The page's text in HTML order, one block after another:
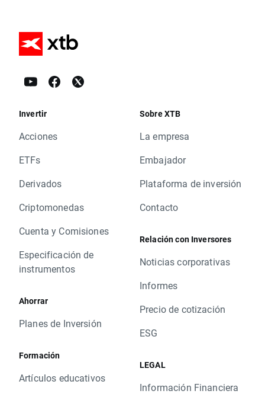
Invertir
Acciones
ETFs
Derivados
Criptomonedas
Cuenta y Comisiones
Especificación de
instrumentos
Ahorrar
Planes de Inversión
Formación
Artículos educativos
Sobre XTB
La empresa
Embajador
Plataforma de inversión
Contacto
Relación con Inversores
Noticias corporativas
Informes
Precio de cotización
ESG
LEGAL
Información Financiera